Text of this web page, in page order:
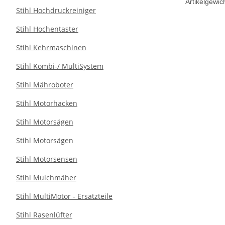
Stihl Hochdruckreiniger
Stihl Hochentaster
Stihl Kehrmaschinen
Stihl Kombi-/ MultiSystem
Stihl Mähroboter
Stihl Motorhacken
Stihl Motorsägen
Stihl Motorsägen
Stihl Motorsensen
Stihl Mulchmäher
Stihl MultiMotor - Ersatzteile
Stihl Rasenlüfter